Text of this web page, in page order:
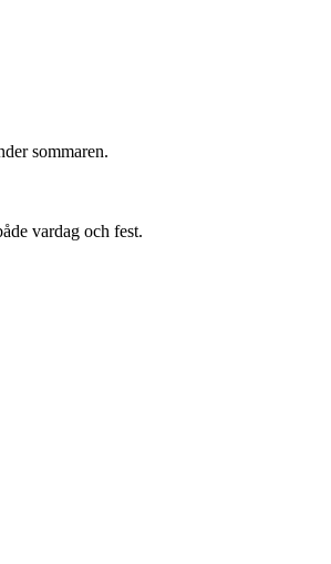
sommaren.
vardag och fest.